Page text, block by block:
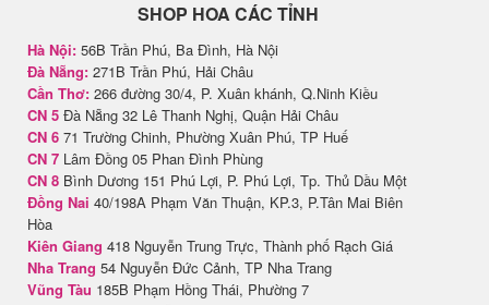
SHOP HOA CÁC TỈNH
Hà Nội: 56B Trần Phú, Ba Đình, Hà Nội
Đà Nẵng: 271B Trần Phú, Hải Châu
Cần Thơ: 266 đường 30/4, P. Xuân khánh, Q.Ninh Kiều
CN 5 Đà Nẵng 32 Lê Thanh Nghị, Quận Hải Châu
CN 6 71 Trường Chinh, Phường Xuân Phú, TP Huế
CN 7 Lâm Đồng 05 Phan Đình Phùng
CN 8 Bình Dương 151 Phú Lợi, P. Phú Lợi, Tp. Thủ Dầu Một
Đồng Nai 40/198A Phạm Văn Thuận, KP.3, P.Tân Mai Biên
Hòa
Kiên Giang 418 Nguyễn Trung Trực, Thành phố Rạch Giá
Nha Trang 54 Nguyễn Đức Cảnh, TP Nha Trang
Vũng Tàu 185B Phạm Hồng Thái, Phường 7